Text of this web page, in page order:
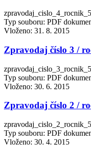
Typ souboru: PDF
Vloženo: 31. 8. 2015
Zpravodaj číslo 3 /
Typ souboru: PDF
Vloženo: 30. 6. 2015
Zpravodaj číslo 2 /
Typ souboru: PDF
Vloženo: 30. 4. 2015